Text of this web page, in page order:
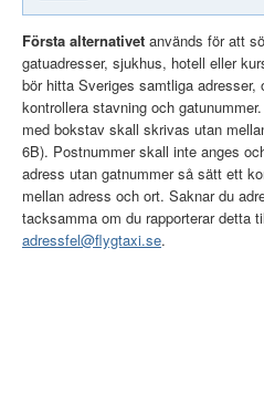
Första alternativet används för att
gatuadresser, sjukhus, hotell eller
bör hitta Sveriges samtliga
kontrollera stavning och
med bokstav skall skrivas utan
6B). Postnummer skall inte anges
adress utan gatnummer så sätt ett
mellan adress och ort. Saknar du
tacksamma om du rapporterar detta
adressfel@flygtaxi.se.